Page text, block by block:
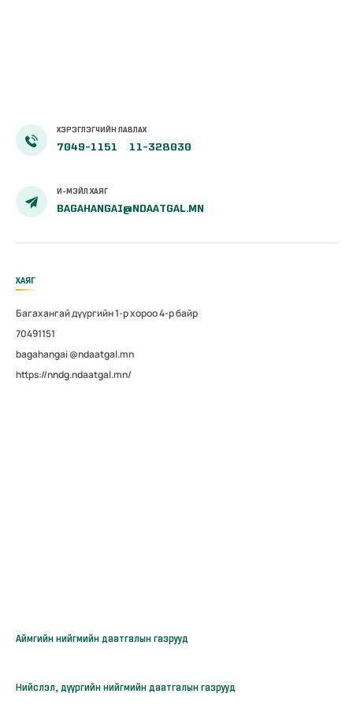
ХЭРЭГЛЭГЧИЙН ЛАВЛАХ
7049-1151 11-328030
И-МЭЙЛ ХАЯГ
BAGAHANGAI@NDAATGAL.MN
ХАЯГ
Багахангай дүүргийн 1-р хороо 4-р байр
70491151
bagahangai @ndaatgal.mn
https://nndg.ndaatgal.mn/
Аймгийн нийгмийн даатгалын газрууд
Нийслэл, дүүргийн нийгмийн даатгалын газрууд